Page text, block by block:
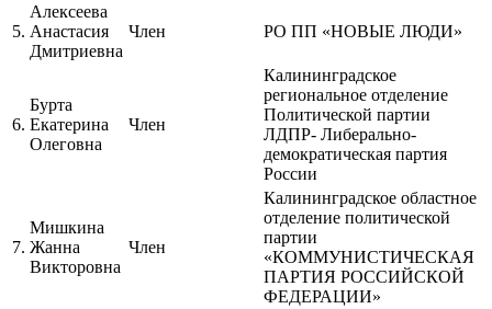
5.
Алексеева
Анастасия
Дмитриевна
Член РО ПП «НОВЫЕ ЛЮДИ»
6.
Бурта
Екатерина
Олеговна
Член
Калининградское
региональное отделение
Политической партии
ЛДПР- Либерально-
демократическая партия
России
7.
Мишкина
Жанна
Викторовна
Член
Калининградское областное
отделение политической
партии
«КОММУНИСТИЧЕСКАЯ
ПАРТИЯ РОССИЙСКОЙ
ФЕДЕРАЦИИ»